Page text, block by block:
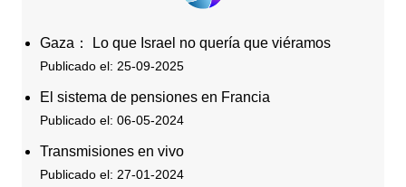
Gaza： Lo que Israel no quería que viéramos
Publicado el: 25-09-2025
El sistema de pensiones en Francia
Publicado el: 06-05-2024
Transmisiones en vivo
Publicado el: 27-01-2024